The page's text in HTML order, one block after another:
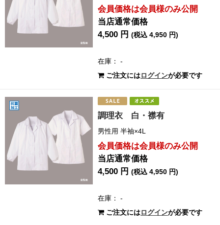
会員価格は会員様のみ公開
当店通常価格
4,500 円(税込 4,950 円)
在庫： -
ご注文にはログインが必要です
調理衣 白・襟有
男性用 半袖×4L
会員価格は会員様のみ公開
当店通常価格
4,500 円(税込 4,950 円)
在庫： -
ご注文にはログインが必要です